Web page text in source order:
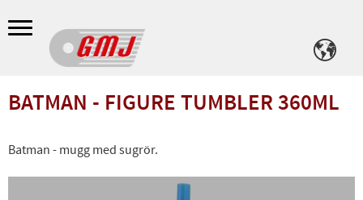
Meny
BATMAN - FIGURE TUMBLER 360ML
Batman - mugg med sugrör.